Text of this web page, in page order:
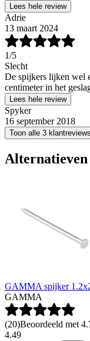
Lees hele review
Adrie
13 maart 2024
1/5
Slecht
De spijkers lijken wel
centimeter in het
Lees hele review
Spyker
16 september 2018
Toon alle 3
Alternatieven
GAMMA spijker
GAMMA
(20)Beoordeeld met
4.49